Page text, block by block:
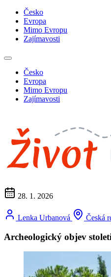
Česko
Evropa
Mimo Evropu
Zajímavosti
Česko
Evropa
Mimo Evropu
Zajímavosti
28. 1. 2026
Lenka Urbanová Česká
Archeologický objev